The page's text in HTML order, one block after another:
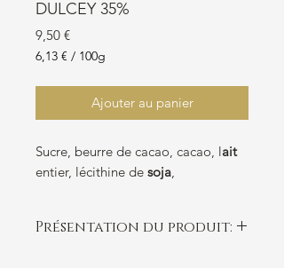
DULCEY 35%
9,50 €Prix
6,13 € / 100g
pour
Grammes
Ajouter au panier
Sucre, beurre de cacao, cacao, lait
entier, lécithine de soja,
Présentation du produit: